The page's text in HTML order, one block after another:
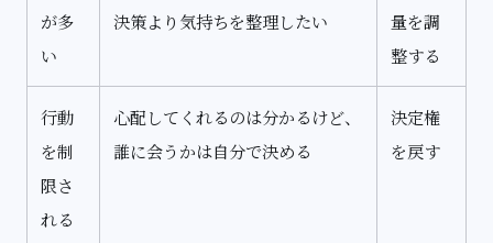
が多
い
決策より気持ちを整理したい
量を調
整する
行動
を制
限さ
れる
心配してくれるのは分かるけど、
誰に会うかは自分で決める
決定権
を戻す